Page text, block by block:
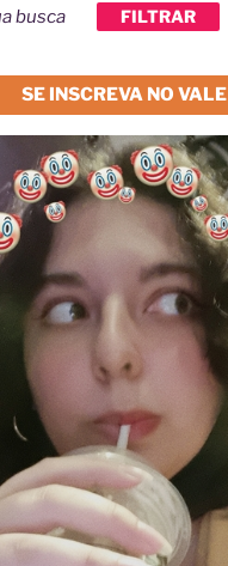
busca
FILTRAR
SE INSCREVA NO VALE